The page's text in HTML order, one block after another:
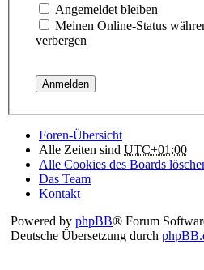
Angemeldet bleiben
Meinen Online-Status
verbergen
Foren-Übersicht
Alle Zeiten sind UTC+01:00
Alle Cookies des Boards
Das Team
Kontakt
Powered by phpBB® Forum
Deutsche Übersetzung durch